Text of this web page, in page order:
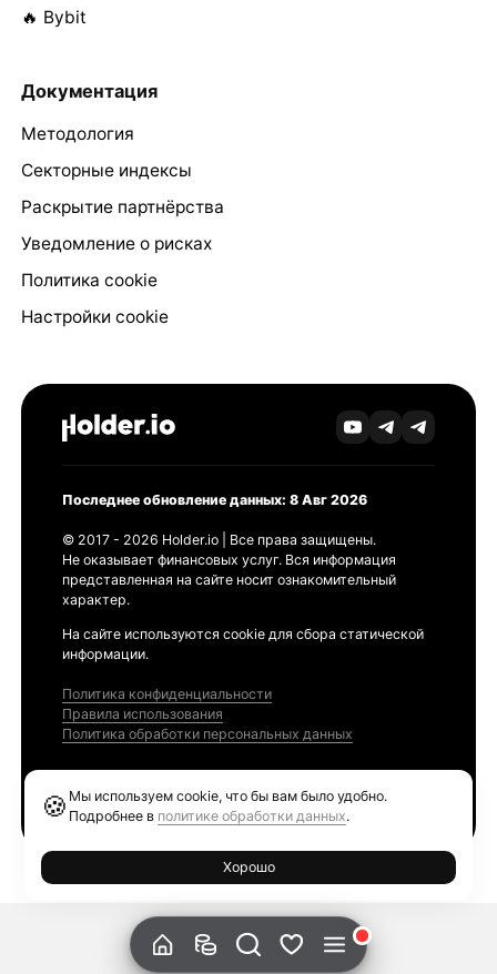
🔥 Bybit
Документация
Методология
Секторные индексы
Раскрытие партнёрства
Уведомление о рисках
Политика cookie
Настройки cookie
Последнее обновление данных: 8 Авг 2026
© 2017 - 2026 Holder.io | Все права защищены.
Не оказывает финансовых услуг. Вся информация
представленная на сайте носит ознакомительный
характер.
На сайте используются cookie для сбора статической
информации.
Политика конфиденциальности
Правила использования
Политика обработки персональных данных
🍪 Мы используем cookie, что бы вам было удобно.
Подробнее в политике обработки данных.
Хорошо
Ethereum GAS Tracker